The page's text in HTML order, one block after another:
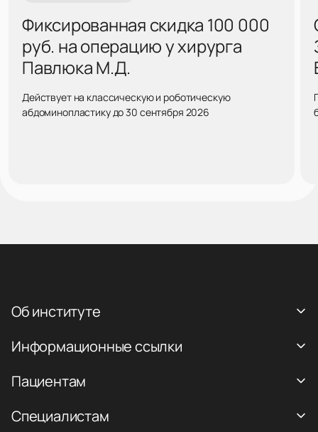
Фиксированная скидка 100 000
руб. на операцию у хирурга
Павлюка М.Д.
Действует на классическую и роботическую
абдоминопластику до 30 сентября 2026
Об институте
Информационные ссылки
Пациентам
Специалистам